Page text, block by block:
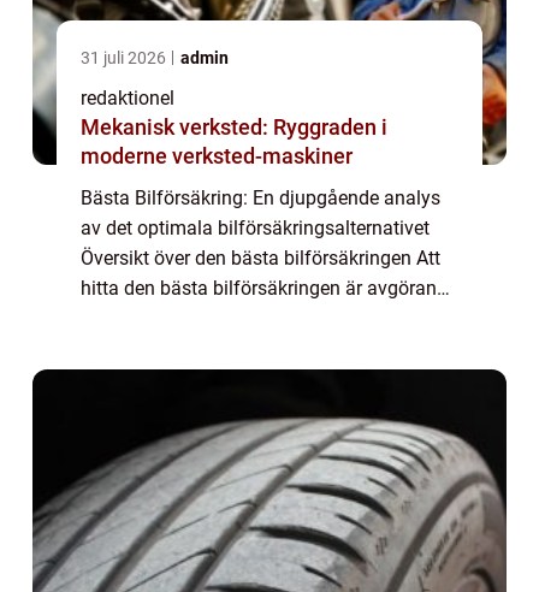
31 juli 2026 admin
redaktionel
Mekanisk verksted: Ryggraden i
moderne verksted-maskiner
Bästa Bilförsäkring: En djupgående analys
av det optimala bilförsäkringsalternativet
Översikt över den bästa bilförsäkringen Att
hitta den bästa bilförsäkringen är avgörande